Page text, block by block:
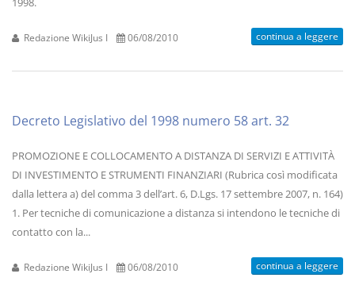
Redazione WikiJus I 06/08/2010 continua a leggere
Decreto Legislativo del 1998 numero 58 art. 32
PROMOZIONE E COLLOCAMENTO A DISTANZA DI SERVIZI E ATTIVITÀ
DI INVESTIMENTO E STRUMENTI FINANZIARI (Rubrica così modificata
dalla lettera a) del comma 3 dell’art. 6, D.Lgs. 17 settembre 2007, n. 164)
1. Per tecniche di comunicazione a distanza si intendono le tecniche di
contatto con la...
Redazione WikiJus I 06/08/2010 continua a leggere